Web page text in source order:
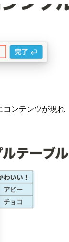
コンテンツが現れ